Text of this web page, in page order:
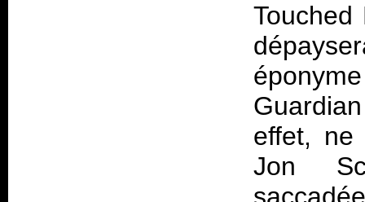
Touched
effet, ne
Jon